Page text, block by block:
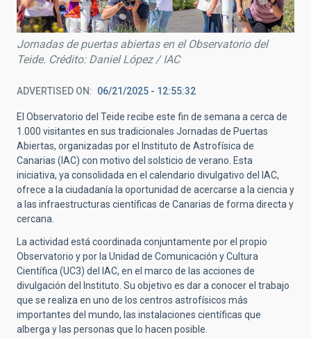
Jornadas de puertas abiertas en el Observatorio del
Teide. Crédito: Daniel López / IAC
ADVERTISED ON 06/21/2025 - 12:55:32
El Observatorio del Teide recibe este fin de semana a cerca de
1.000 visitantes en sus tradicionales Jornadas de Puertas
Abiertas, organizadas por el Instituto de Astrofísica de
Canarias (IAC) con motivo del solsticio de verano. Esta
iniciativa, ya consolidada en el calendario divulgativo del IAC,
ofrece a la ciudadanía la oportunidad de acercarse a la ciencia y
a las infraestructuras científicas de Canarias de forma directa y
cercana.
La actividad está coordinada conjuntamente por el propio
Observatorio y por la Unidad de Comunicación y Cultura
Científica (UC3) del IAC, en el marco de las acciones de
divulgación del Instituto. Su objetivo es dar a conocer el trabajo
que se realiza en uno de los centros astrofísicos más
importantes del mundo, las instalaciones científicas que
alberga y las personas que lo hacen posible.